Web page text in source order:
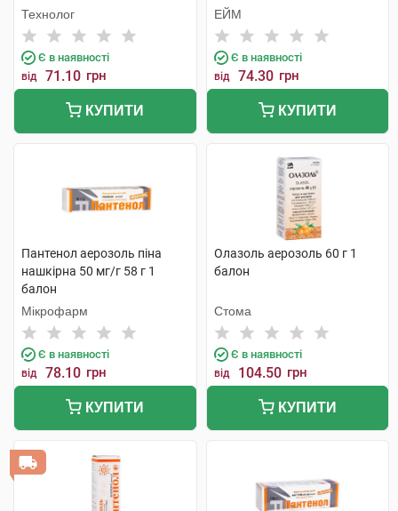
Технолог
Є в наявності
від 71.10 грн
КУПИТИ
ЕЙМ
Є в наявності
від 74.30 грн
КУПИТИ
Пантенол аерозоль піна
нашкірна 50 мг/г 58 г 1
балон
Мікрофарм
Є в наявності
від 78.10 грн
КУПИТИ
Олазоль аерозоль 60 г 1
балон
Стома
Є в наявності
від 104.50 грн
КУПИТИ